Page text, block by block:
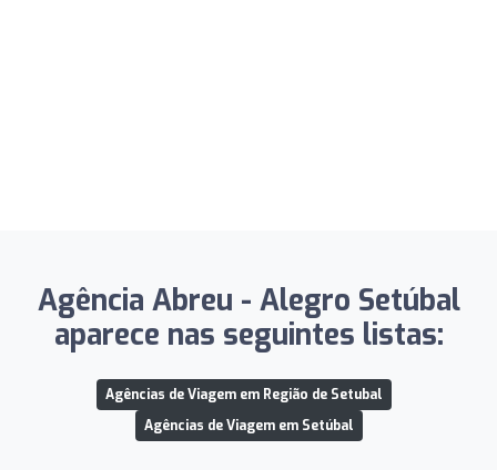
Agência Abreu - Alegro Setúbal
aparece nas seguintes listas:
Agências de Viagem em Região de Setubal
Agências de Viagem em Setúbal